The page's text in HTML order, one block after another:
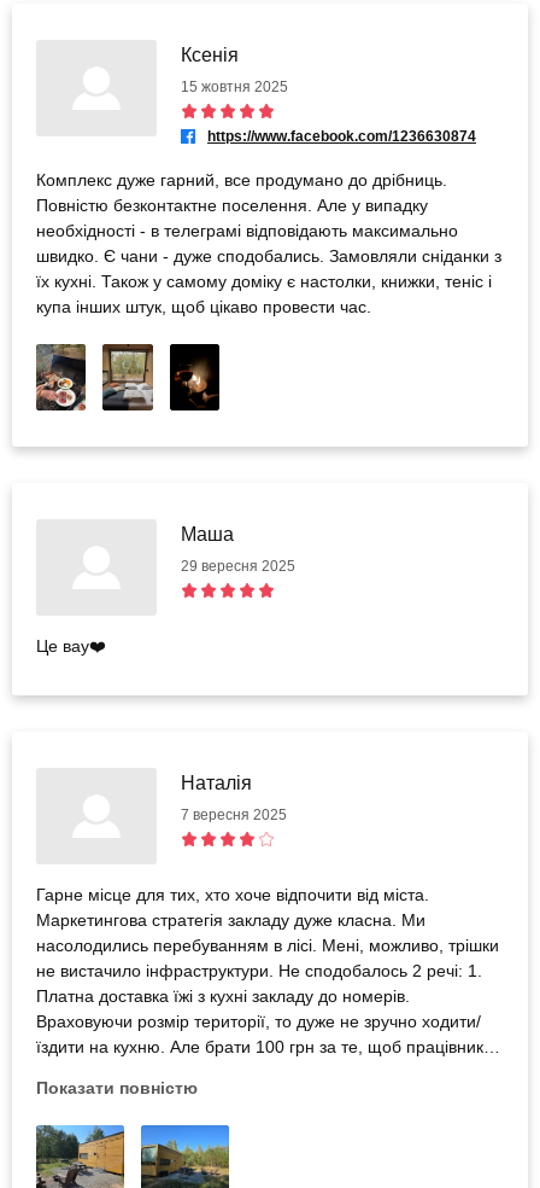
Ксенія
15 жовтня 2025
https://www.facebook.com/1236630874
Комплекс дуже гарний, все продумано до дрібниць.
Повністю безконтактне поселення. Але у випадку
необхідності - в телеграмі відповідають максимально
швидко. Є чани - дуже сподобались. Замовляли сніданки з
їх кухні. Також у самому доміку є настолки, книжки, теніс і
купа інших штук, щоб цікаво провести час.
Маша
29 вересня 2025
Це вау❤️
Наталія
7 вересня 2025
Гарне місце для тих, хто хоче відпочити від міста.
Маркетингова стратегія закладу дуже класна. Ми
насолодились перебуванням в лісі. Мені, можливо, трішки
не вистачило інфраструктури. Не сподобалось 2 речі: 1.
Платна доставка їжі з кухні закладу до номерів.
Враховуючи розмір території, то дуже не зручно ходити/
їздити на кухню. Але брати 100 грн за те, щоб працівник
вартість їжі. 2. Не сподобалось, що в 10:59 група дівчат
для прибирання вже чекала біля наших дверей. Звичайно,
ми вже зібралися, виносили сумки, але прям так
нав'язливо нас ще не виселяли))
Показати повністю